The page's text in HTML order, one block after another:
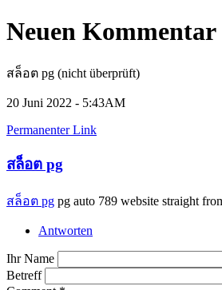
Neuen Kommentar
สล็อต pg (nicht überprüft)
20 Juni 2022 - 5:43AM
Permanenter Link
สล็อต pg
สล็อต pg pg auto 789 website straight
Antworten
Ihr Name
Betreff